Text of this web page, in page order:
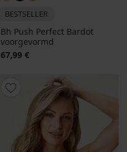
BESTSELLER
Bh Push Perfect Bardot
voorgevormd
67,99 €